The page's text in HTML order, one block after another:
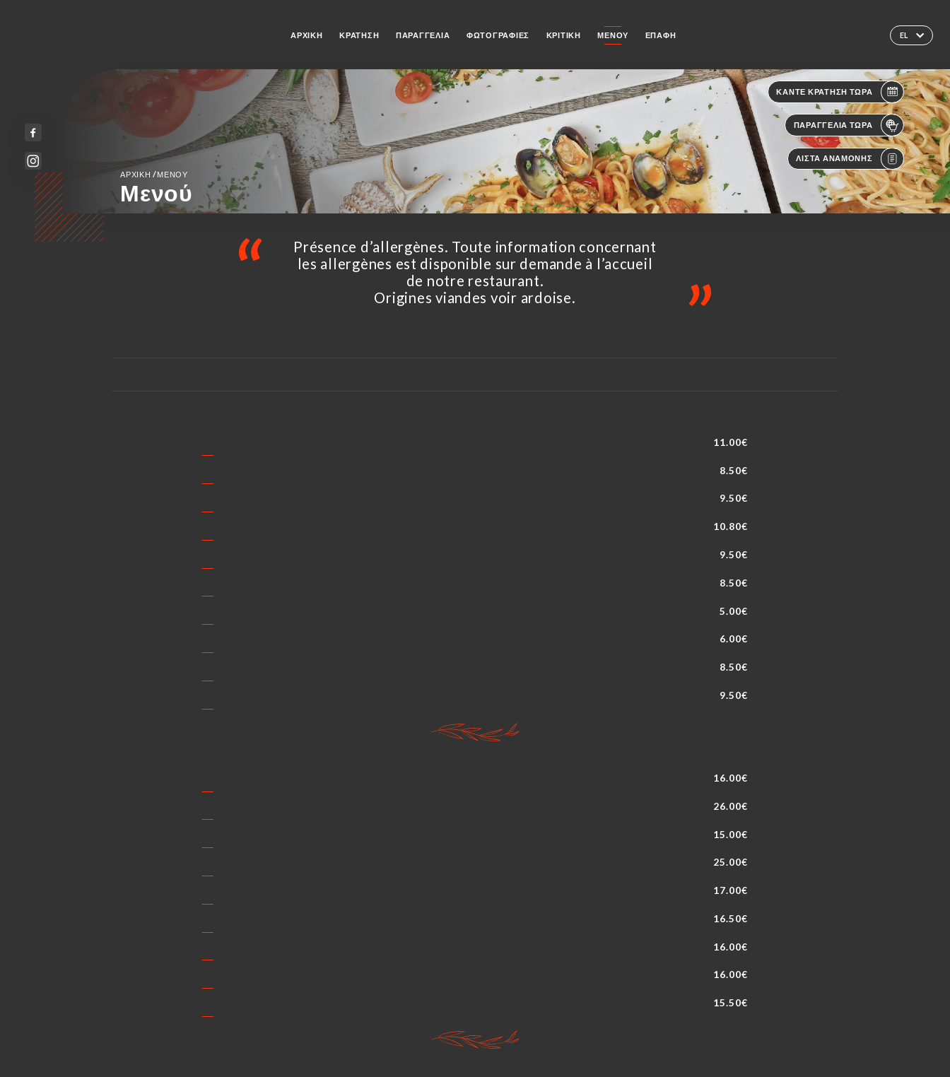
EL
ΑΡΧΙΚΉ ΚΡΆΤΗΣΗ ΠΑΡΑΓΓΕΛΊΑ ΦΩΤΟΓΡΑΦΊΕΣ ΚΡΙΤΙΚΉ ΜΕΝΟΎ ΕΠΑΦΉ
ΚΆΝΤΕ ΚΡΆΤΗΣΗ ΤΏΡΑ
ΠΑΡΑΓΓΕΛΊΑ ΤΏΡΑ
ΛΊΣΤΑ ΑΝΑΜΟΝΉΣ
ΑΡΧΙΚΉ/ΜΕΝΟΎ
Μενού
Présence d’allergènes. Toute information concernant
les allergènes est disponible sur demande à l’accueil
de notre restaurant.
Origines viandes voir ardoise.
11.00€
8.50€
9.50€
10.80€
9.50€
8.50€
5.00€
6.00€
8.50€
9.50€
16.00€
26.00€
15.00€
25.00€
17.00€
16.50€
16.00€
16.00€
15.50€